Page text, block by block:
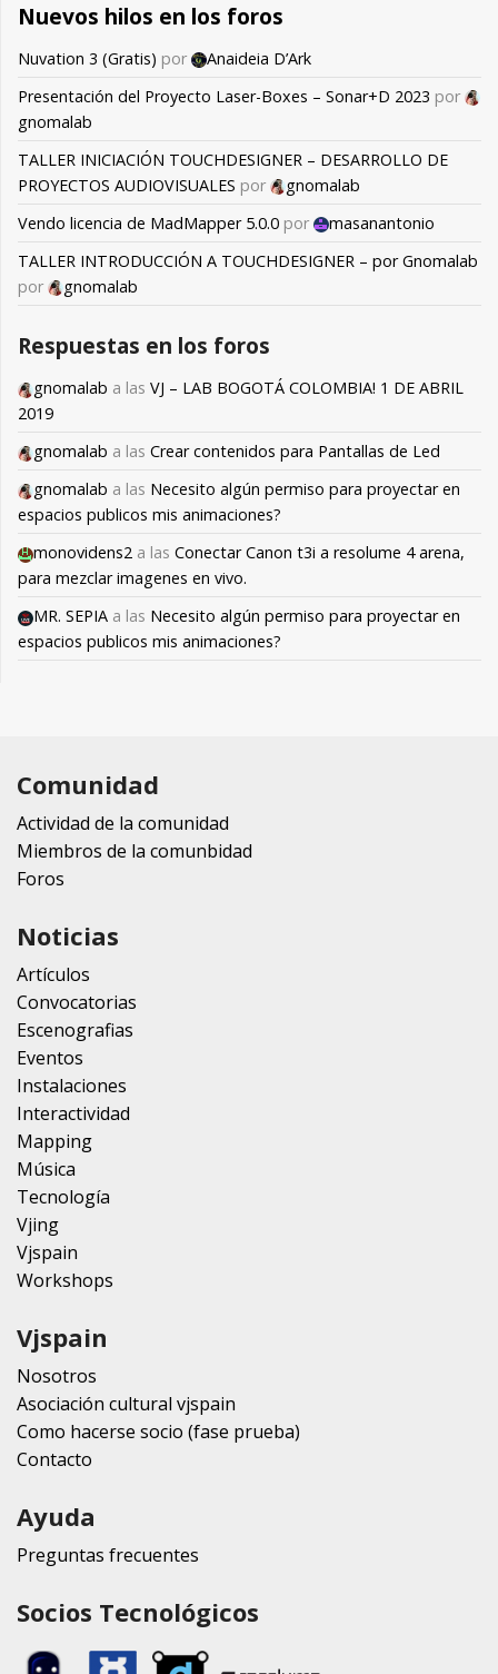
Nuevos hilos en los foros
Nuvation 3 (Gratis) por
Anaideia D’Ark
Presentación del Proyecto Laser-Boxes – Sonar+D 2023 por
gnomalab
TALLER INICIACIÓN TOUCHDESIGNER – DESARROLLO DE
PROYECTOS AUDIOVISUALES por
gnomalab
Vendo licencia de MadMapper 5.0.0 por
masanantonio
TALLER INTRODUCCIÓN A TOUCHDESIGNER – por Gnomalab
por
gnomalab
Respuestas en los foros
gnomalab a las VJ – LAB BOGOTÁ COLOMBIA! 1 DE ABRIL
2019
gnomalab a las Crear contenidos para Pantallas de Led
gnomalab a las Necesito algún permiso para proyectar en
espacios publicos mis animaciones?
monovidens2 a las Conectar Canon t3i a resolume 4 arena,
para mezclar imagenes en vivo.
MR. SEPIA a las Necesito algún permiso para proyectar en
espacios publicos mis animaciones?
Comunidad
Actividad de la comunidad
Miembros de la comunbidad
Foros
Noticias
Artículos
Convocatorias
Escenografias
Eventos
Instalaciones
Interactividad
Mapping
Música
Tecnología
Vjing
Vjspain
Workshops
Vjspain
Nosotros
Asociación cultural vjspain
Como hacerse socio (fase prueba)
Contacto
Ayuda
Preguntas frecuentes
Socios Tecnológicos